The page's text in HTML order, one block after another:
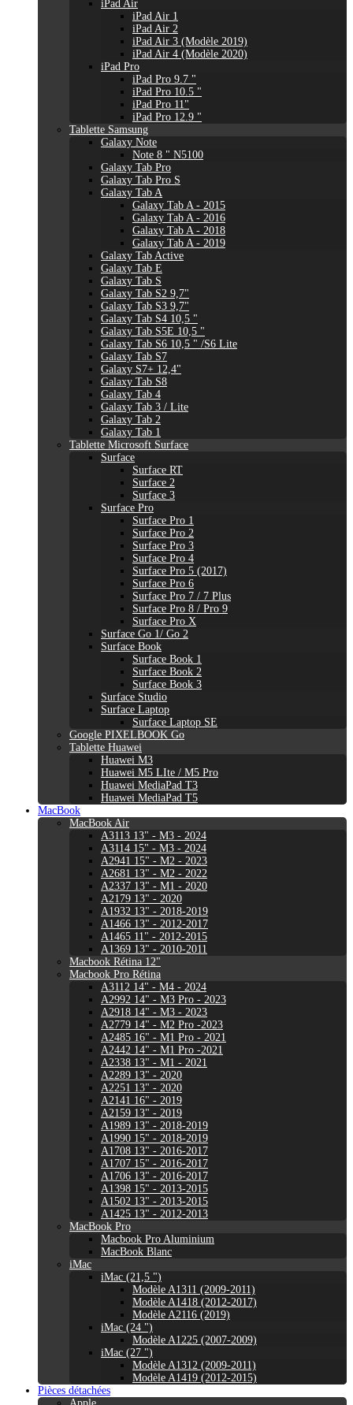
iPad Air
iPad Air 1
iPad Air 2
iPad Air 3 (Modèle 2019)
iPad Air 4 (Modèle 2020)
iPad Pro
iPad Pro 9.7 "
iPad Pro 10.5 "
iPad Pro 11"
iPad Pro 12.9 "
Tablette Samsung
Galaxy Note
Note 8 " N5100
Galaxy Tab Pro
Galaxy Tab Pro S
Galaxy Tab A
Galaxy Tab A - 2015
Galaxy Tab A - 2016
Galaxy Tab A - 2018
Galaxy Tab A - 2019
Galaxy Tab Active
Galaxy Tab E
Galaxy Tab S
Galaxy Tab S2 9,7"
Galaxy Tab S3 9,7"
Galaxy Tab S4 10,5 "
Galaxy Tab S5E 10,5 "
Galaxy Tab S6 10,5 " /S6 Lite
Galaxy Tab S7
Galaxy S7+ 12,4"
Galaxy Tab S8
Galaxy Tab 4
Galaxy Tab 3 / Lite
Galaxy Tab 2
Galaxy Tab 1
Tablette Microsoft Surface
Surface
Surface RT
Surface 2
Surface 3
Surface Pro
Surface Pro 1
Surface Pro 2
Surface Pro 3
Surface Pro 4
Surface Pro 5 (2017)
Surface Pro 6
Surface Pro 7 / 7 Plus
Surface Pro 8 / Pro 9
Surface Pro X
Surface Go 1/ Go 2
Surface Book
Surface Book 1
Surface Book 2
Surface Book 3
Surface Studio
Surface Laptop
Surface Laptop SE
Google PIXELBOOK Go
Tablette Huawei
Huawei M3
Huawei M5 LIte / M5 Pro
Huawei MediaPad T3
Huawei MediaPad T5
MacBook
MacBook Air
A3113 13" - M3 - 2024
A3114 15" - M3 - 2024
A2941 15" - M2 - 2023
A2681 13" - M2 - 2022
A2337 13" - M1 - 2020
A2179 13" - 2020
A1932 13" - 2018-2019
A1466 13" - 2012-2017
A1465 11" - 2012-2015
A1369 13" - 2010-2011
Macbook Rétina 12"
Macbook Pro Rétina
A3112 14" - M4 - 2024
A2992 14" - M3 Pro - 2023
A2918 14" - M3 - 2023
A2779 14" - M2 Pro -2023
A2485 16" - M1 Pro - 2021
A2442 14" - M1 Pro -2021
A2338 13" - M1 - 2021
A2289 13" - 2020
A2251 13" - 2020
A2141 16" - 2019
A2159 13" - 2019
A1989 13" - 2018-2019
A1990 15" - 2018-2019
A1708 13" - 2016-2017
A1707 15" - 2016-2017
A1706 13" - 2016-2017
A1398 15" - 2013-2015
A1502 13" - 2013-2015
A1425 13" - 2012-2013
MacBook Pro
Macbook Pro Aluminium
MacBook Blanc
iMac
iMac (21,5 ")
Modèle A1311 (2009-2011)
Modèle A1418 (2012-2017)
Modèle A2116 (2019)
iMac (24 ")
Modèle A1225 (2007-2009)
iMac (27 ")
Modèle A1312 (2009-2011)
Modèle A1419 (2012-2015)
Pièces détachées